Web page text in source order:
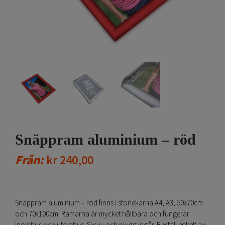
Snäppram aluminium – röd
Från:kr240,00
Snäppram aluminium – röd finns i storlekarna A4, A3, 50x70cm
och 70x100cm. Ramarna är mycket hållbara och fungerar